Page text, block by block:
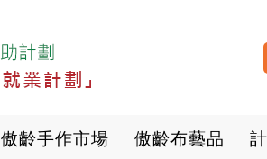
傲齡手作市場 傲齡布藝品